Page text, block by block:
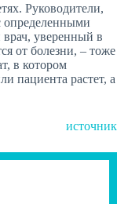
Руководители,
определенными
уверенный в
от болезни, – тоже
в котором
пациента растет, а
источник